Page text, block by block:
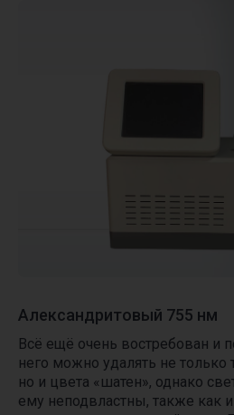
Александритовый 755 нм
Всё ещё очень востребован и
него можно удалять не
но и цвета «шатен», однако
ему неподвластны, также как
Запишитесь на бесплатную
консультацию. Оставьте свои
данные в форме ниже. Мы
в течение 15 минут и поможем
правильный выбор.
с выбором процедуры?